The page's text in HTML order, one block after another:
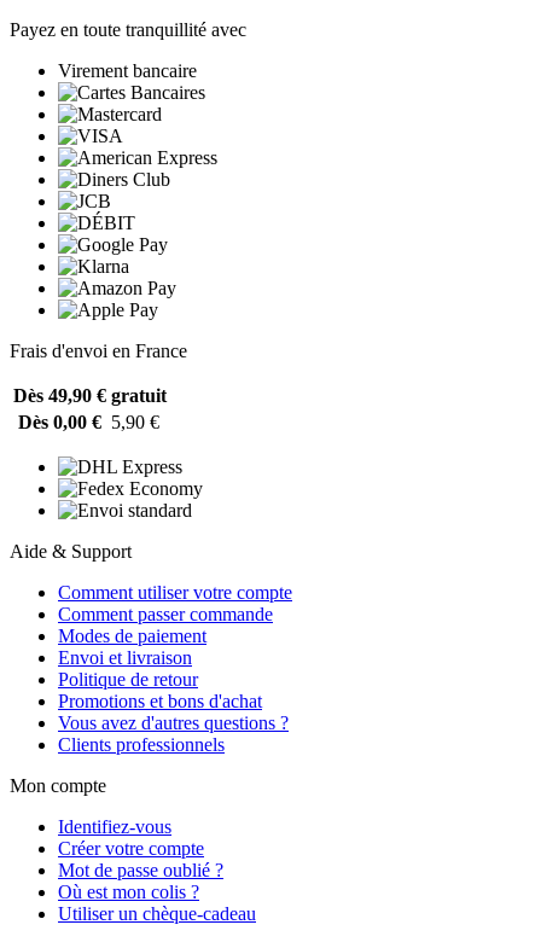
Payez en toute tranquillité avec
Virement bancaire
Frais d'envoi en France
Dès 49,90 € gratuit
Dès 0,00 € 5,90 €
Aide & Support
Comment utiliser votre compte
Comment passer commande
Modes de paiement
Envoi et livraison
Politique de retour
Promotions et bons d'achat
Vous avez d'autres questions ?
Clients professionnels
Mon compte
Identifiez-vous
Créer votre compte
Mot de passe oublié ?
Où est mon colis ?
Utiliser un chèque-cadeau